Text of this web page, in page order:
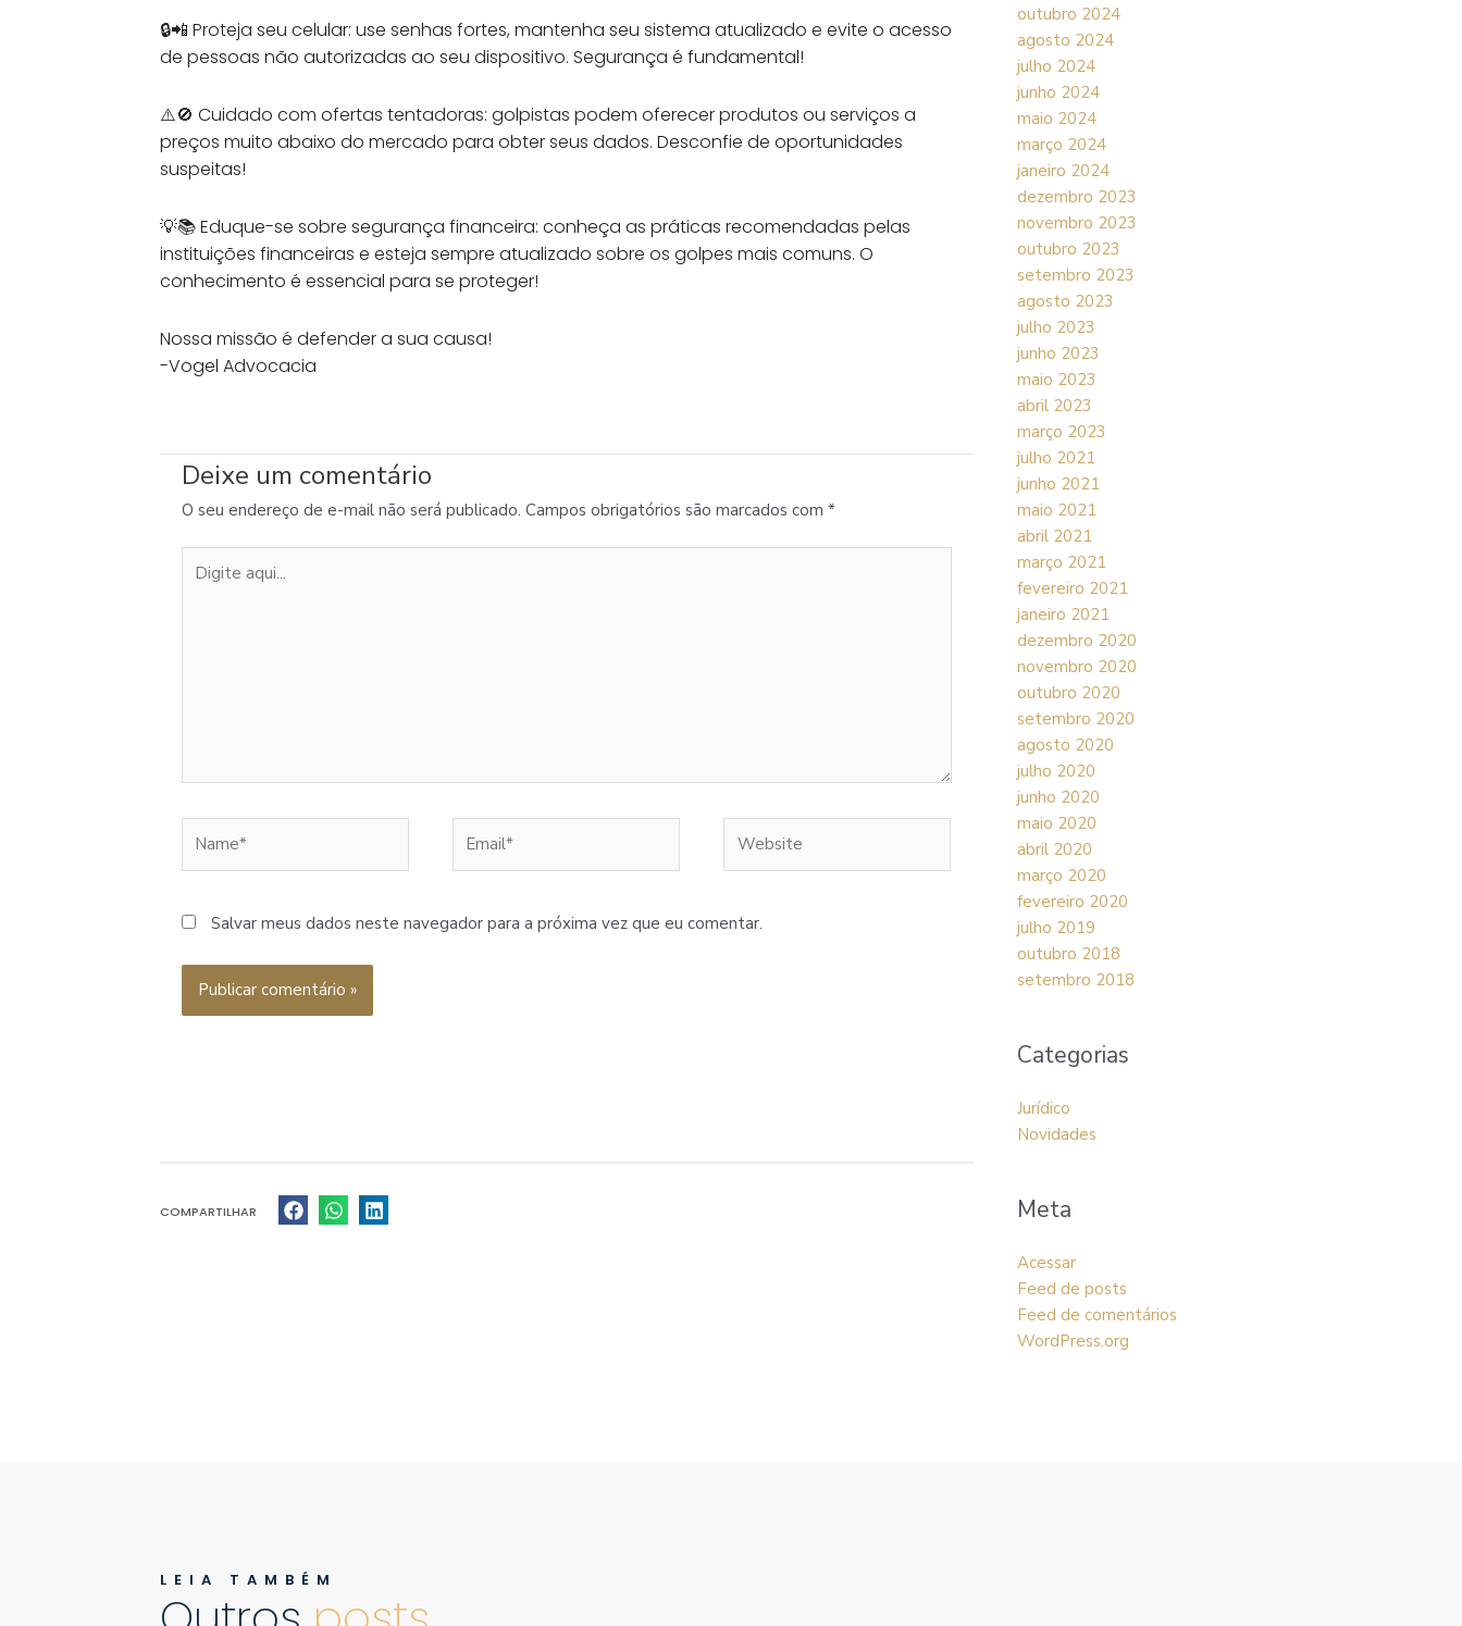
🔒📲 Proteja seu celular: use senhas fortes, mantenha seu sistema atualizado e evite o acesso
de pessoas não autorizadas ao seu dispositivo. Segurança é fundamental!
⚠️🚫 Cuidado com ofertas tentadoras: golpistas podem oferecer produtos ou serviços a
preços muito abaixo do mercado para obter seus dados. Desconfie de oportunidades
suspeitas!
💡📚 Eduque-se sobre segurança financeira: conheça as práticas recomendadas pelas
instituições financeiras e esteja sempre atualizado sobre os golpes mais comuns. O
conhecimento é essencial para se proteger!
Nossa missão é defender a sua causa!
-Vogel Advocacia
Deixe um comentário
O seu endereço de e-mail não será publicado. Campos obrigatórios são marcados com *
aqui...
Salvar meus dados neste navegador para a próxima vez que eu comentar.
COMPARTILHAR
outubro 2024
agosto 2024
julho 2024
junho 2024
maio 2024
março 2024
janeiro 2024
dezembro 2023
novembro 2023
outubro 2023
setembro 2023
agosto 2023
julho 2023
junho 2023
maio 2023
abril 2023
março 2023
julho 2021
junho 2021
maio 2021
abril 2021
março 2021
fevereiro 2021
janeiro 2021
dezembro 2020
novembro 2020
outubro 2020
setembro 2020
agosto 2020
julho 2020
junho 2020
maio 2020
abril 2020
março 2020
fevereiro 2020
julho 2019
outubro 2018
setembro 2018
Categorias
Jurídico
Novidades
Meta
Acessar
Feed de posts
Feed de comentários
WordPress.org
LEIA TAMBÉM